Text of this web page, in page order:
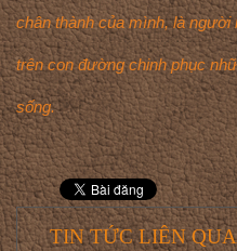
chân thành của mình, là người
trên con đường chinh phục
sống.
TIN TỨC LIÊN